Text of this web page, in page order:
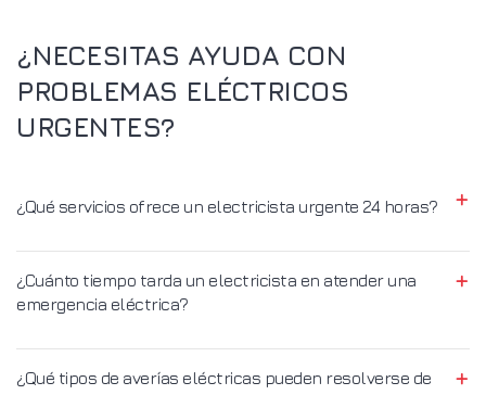
¿NECESITAS AYUDA CON
PROBLEMAS ELÉCTRICOS
URGENTES?
¿Qué servicios ofrece un electricista urgente 24 horas?
¿Cuánto tiempo tarda un electricista en atender una
emergencia eléctrica?
¿Qué tipos de averías eléctricas pueden resolverse de